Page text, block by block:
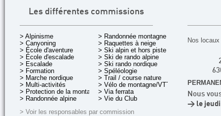
Les différentes commissions
> Alpinisme
> Canyoning
> École d'aventure
> École d'escalade
> Escalade
> Formation
> Marche nordique
> Multi-activités
> Protection de la montagne
> Randonnée alpine
> Randonnée montagne
> Raquettes à neige
> Ski alpin et hors piste
> Ski de rando alpine
> Ski rando nordique
> Spéléologie
> Trail / course nature
> Vélo de montagne/VTT
> Via ferrata
> Vie du Club
> Voir les responsables par commission
Nos
Nous
> le jeudi